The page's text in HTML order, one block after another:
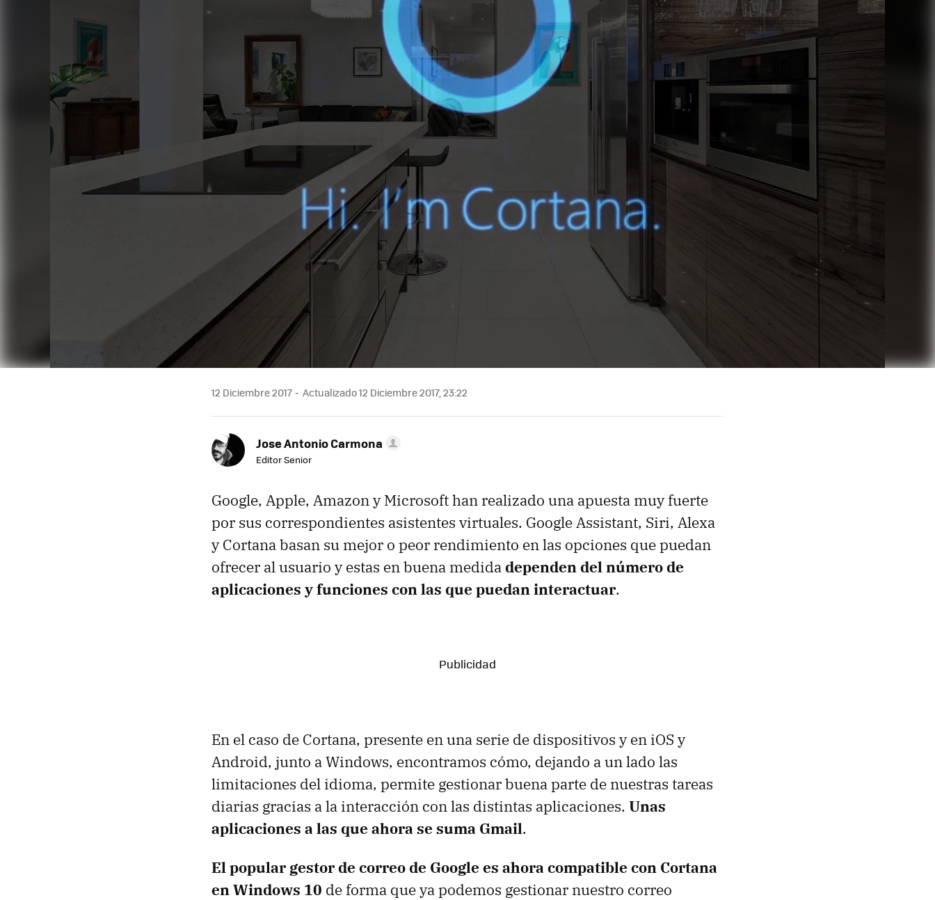
12 Diciembre 2017 Actualizado 12 Diciembre 2017, 23:22
Jose Antonio Carmona
Editor Senior
Google, Apple, Amazon y Microsoft han realizado una apuesta muy fuerte
por sus correspondientes asistentes virtuales. Google Assistant, Siri, Alexa
y Cortana basan su mejor o peor rendimiento en las opciones que puedan
ofrecer al usuario y estas en buena medidadependen del número de
aplicaciones y funciones con las que puedan interactuar.
En el caso de Cortana, presente en una serie de dispositivos y en iOS y
Android, junto a Windows, encontramos cómo, dejando a un lado las
limitaciones del idioma, permite gestionar buena parte de nuestras tareas
diarias gracias a la interacción con las distintas aplicaciones. Unas
aplicaciones a las que ahora se suma Gmail.
El popular gestor de correo de Google es ahora compatible con Cortana
en Windows 10 de forma que ya podemos gestionar nuestro correo